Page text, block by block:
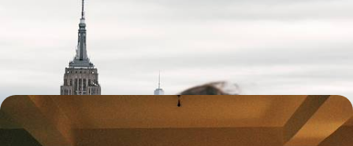
Der Ausblick aus Ihrem Zimmer auf die Viertel der Lower East Side, in
einer angesagten, industriell geprägten Adresse von Downtown
6 Tage, von CHF 2000 bis CHF 3000
Von Manhattan nach Brooklyn - Zwei Gesichter
New Yorks